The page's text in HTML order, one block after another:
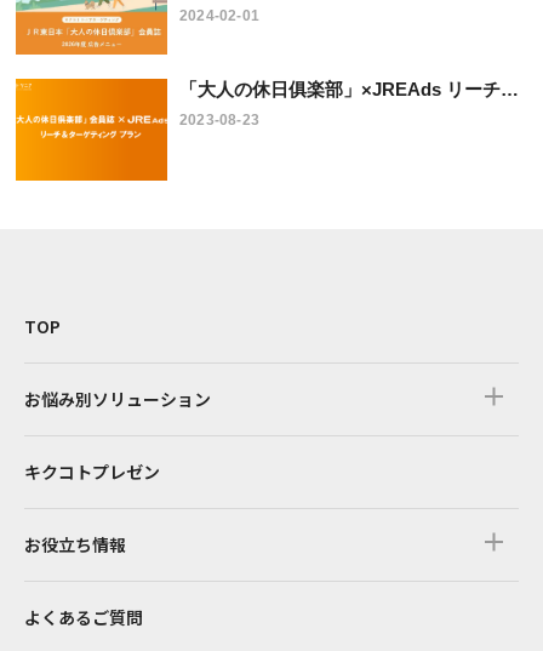
2024-02-01
「大人の休日俱楽部」×JREAds リーチ…
2023-08-23
TOP
お悩み別ソリューション
キクコトプレゼン
お役立ち情報
よくあるご質問